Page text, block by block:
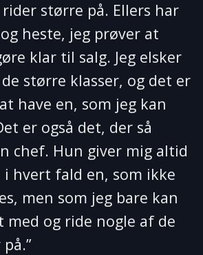
større på. Ellers har
heste, jeg prøver at
klar til salg. Jeg elsker
større klasser, og det er
have en, som jeg kan
er også det, der så
chef. Hun giver mig altid
hvert fald en, som ikke
men som jeg bare kan
med og ride nogle af de